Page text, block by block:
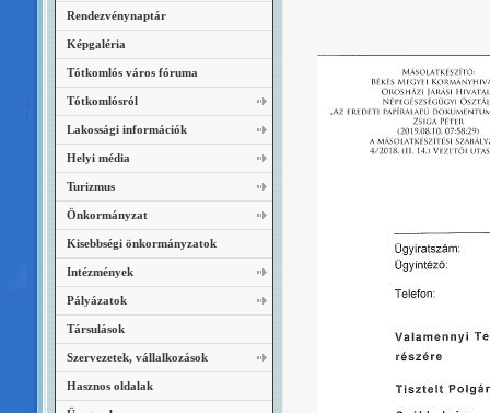
Rendezvénynaptár
Képgaléria
Tótkomlós város fóruma
Tótkomlósról
Lakossági információk
Helyi média
Turizmus
Önkormányzat
Kisebbségi önkormányzatok
Intézmények
Pályázatok
Társulások
Szervezetek, vállalkozások
Hasznos oldalak